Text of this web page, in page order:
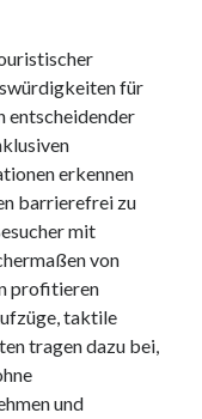
für
entscheidender
erkennen
barrierefrei zu
mit
von
profitieren
taktile
tragen dazu bei,
und